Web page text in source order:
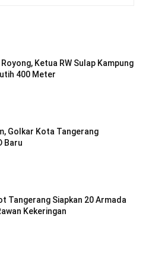
Ketua RW Sulap Kampung
400 Meter
Golkar Kota Tangerang
Baru
Tangerang Siapkan 20 Armada
Kekeringan